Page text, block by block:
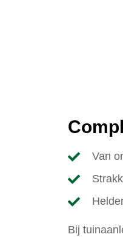
Van
Bij